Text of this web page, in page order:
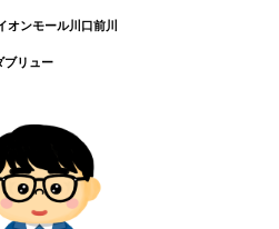
オンモール川口前川
ブリュー